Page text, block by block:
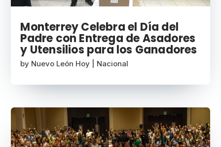
Monterrey Celebra el Día del
Padre con Entrega de Asadores
y Utensilios para los Ganadores
by Nuevo León Hoy Nacional